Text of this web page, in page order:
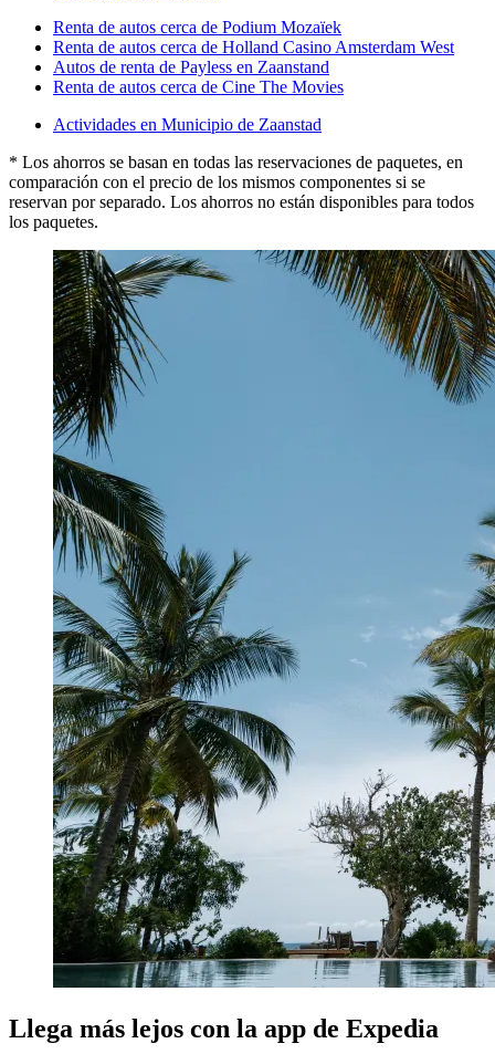
Renta de autos cerca de Podium Mozaïek
Renta de autos cerca de Holland Casino Amsterdam West
Autos de renta de Payless en Zaanstand
Renta de autos cerca de Cine The Movies
Actividades en Municipio de Zaanstad
* Los ahorros se basan en todas las reservaciones de paquetes, en
comparación con el precio de los mismos componentes si se
reservan por separado. Los ahorros no están disponibles para todos
los paquetes.
Llega más lejos con la app de Expedia